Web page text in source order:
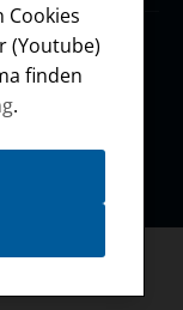
(Youtube)
finden
.